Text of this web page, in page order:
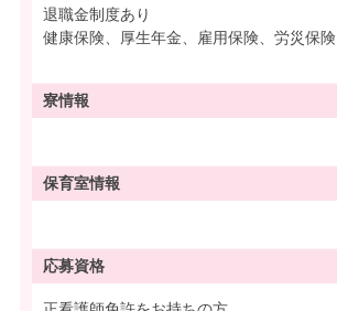
退職金制度あり
健康保険、厚生年金、雇用保険、労災保険
寮情報
保育室情報
応募資格